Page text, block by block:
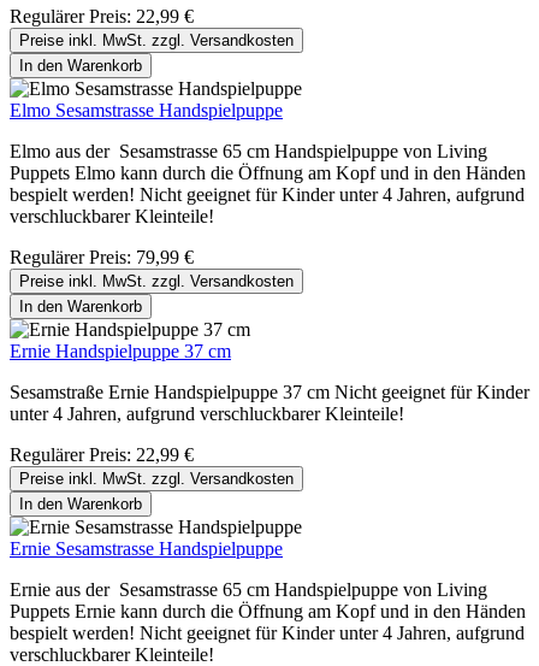
Regulärer Preis: 22,99 €
Preise inkl. MwSt. zzgl. Versandkosten
In den Warenkorb
Elmo Sesamstrasse Handspielpuppe
Elmo aus der Sesamstrasse 65 cm Handspielpuppe von Living
Puppets Elmo kann durch die Öffnung am Kopf und in den Händen
bespielt werden! Nicht geeignet für Kinder unter 4 Jahren, aufgrund
verschluckbarer Kleinteile!
Regulärer Preis: 79,99 €
Preise inkl. MwSt. zzgl. Versandkosten
In den Warenkorb
Ernie Handspielpuppe 37 cm
Sesamstraße Ernie Handspielpuppe 37 cm Nicht geeignet für Kinder
unter 4 Jahren, aufgrund verschluckbarer Kleinteile!
Regulärer Preis: 22,99 €
Preise inkl. MwSt. zzgl. Versandkosten
In den Warenkorb
Ernie Sesamstrasse Handspielpuppe
Ernie aus der Sesamstrasse 65 cm Handspielpuppe von Living
Puppets Ernie kann durch die Öffnung am Kopf und in den Händen
bespielt werden! Nicht geeignet für Kinder unter 4 Jahren, aufgrund
verschluckbarer Kleinteile!